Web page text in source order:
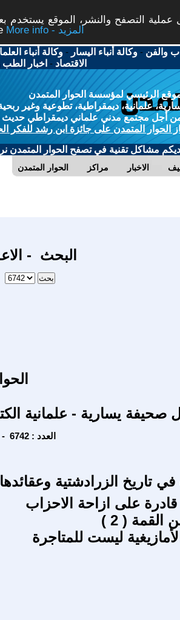
التصفح والنشر، الموقع يستخدم
More info - المزيد
والفن -وكالة أنباء اليسار -وكالة أنباء
الاقتصاد - اخبار الطب
الرئيسي لمؤسسة الحوار المتمدن
علمانية، ديمقراطية، تطوعية وغير
أجل مجتمع مدني علماني ديمقراطي حديث
الحوار المتمدن على جائزة ابن رشد للفكر
لديكم مشاكل تقنية في تصفح الحوار المتمدن
الحوار المتمدن مراكز الاخبار
البحث -
صحيفة يسارية - علمانية
Tuesday - 11/24/2020 - العدد : 6742
تاريخ الزرادشتية وعقائدها/
قادرة على ازاحة الاحزاب
القمة ( 2 )
ليست للمتاجرة